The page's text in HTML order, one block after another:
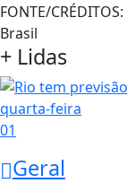
FONTE/CRÉDITOS:
Brasil
+ Lidas
01
Geral